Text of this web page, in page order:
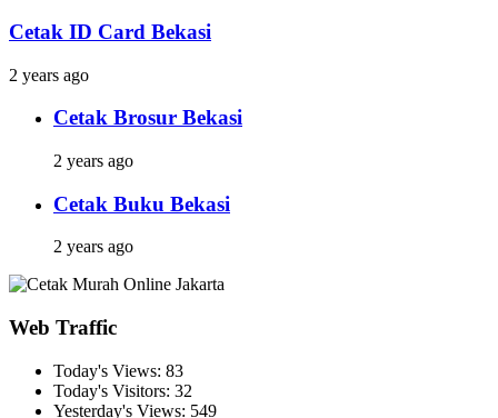
Cetak ID Card Bekasi
2 years ago
Cetak Brosur Bekasi
2 years ago
Cetak Buku Bekasi
2 years ago
Web Traffic
Today's Views: 83
Today's Visitors: 32
Yesterday's Views: 549